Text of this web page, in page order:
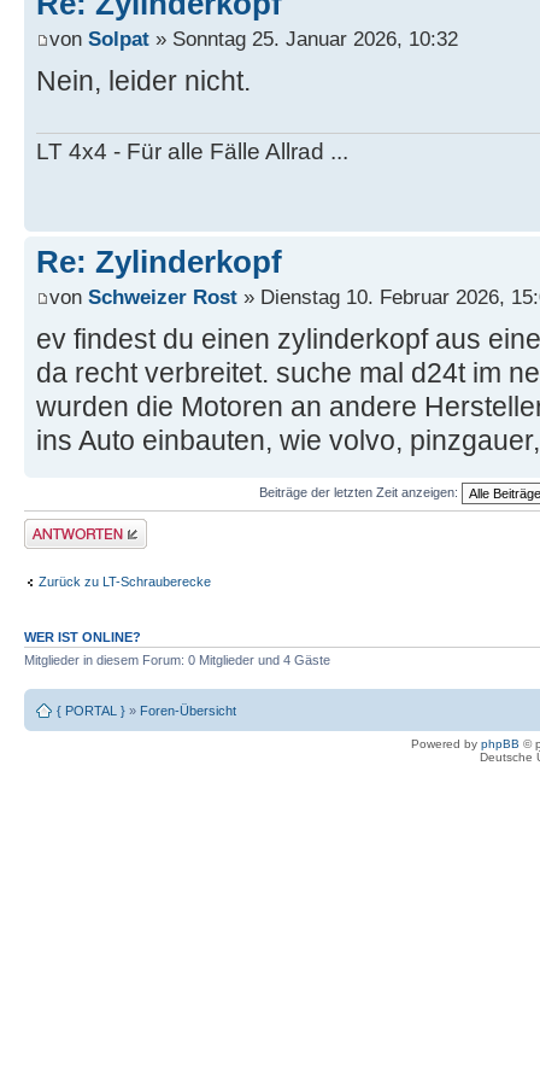
von Solpat » Sonntag 25. Januar 2026, 10:32
Nein, leider nicht.
LT 4x4 - Für alle Fälle Allrad ...
Re: Zylinderkopf
von Schweizer Rost » Dienstag 10. Februar 2026,
ev findest du einen zylinderkopf aus
da recht verbreitet. suche mal d24t im
wurden die Motoren an andere
ins Auto einbauten, wie volvo,
Beiträge der letzten Zeit anzeigen:
Antwort erstellen
Zurück zu LT-Schrauberecke
WER IST ONLINE?
Mitglieder in diesem Forum: 0 Mitglieder und 4 Gäste
{ PORTAL } » Foren-Übersicht
Powered by phpBB ©
Deutsche